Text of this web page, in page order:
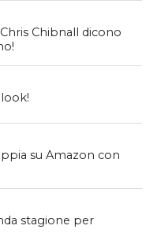
Chibnall dicono
su Amazon con
stagione per